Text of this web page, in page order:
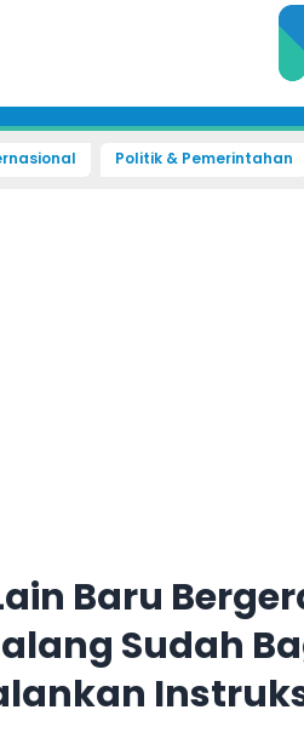
Politik & Pemerintahan
Baru
Sudah